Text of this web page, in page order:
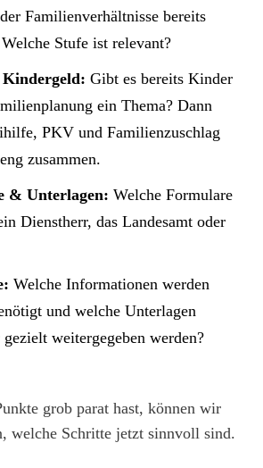
Familienverhältnisse bereits
Stufe ist relevant?
Gibt es bereits Kinder
ein Thema? Dann
PKV und Familienzuschlag
zusammen.
& Unterlagen: Welche Formulare
Dienstherr, das Landesamt oder
Welche Informationen werden
und welche Unterlagen
weitergegeben werden?
grob parat hast, können wir
welche Schritte jetzt sinnvoll sind.